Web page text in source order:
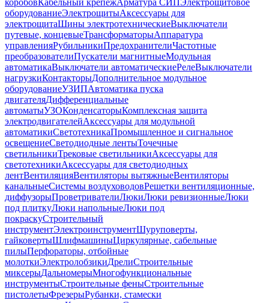
коробовКабельный крепежАрматура СИПЭлектрощитовое
оборудованиеЭлектрощитыАксессуары для
электрощитаШины электротехническиеВыключатели
путевые, концевыеТрансформаторыАппаратура
управленияРубильникиПредохранителиЧастотные
преобразователиПускатели магнитныеМодульная
автоматикаВыключатели автоматическиеРелеВыключатели
нагрузкиКонтакторыДополнительное модульное
оборудованиеУЗИПАвтоматика пуска
двигателяДифференциальные
автоматыУЗОКонденсаторыКомплексная защита
электродвигателейАксессуары для модульной
автоматикиСветотехникаПромышленное и сигнальное
освещениеСветодиодные лентыТочечные
светильникиТрековые светильникиАксессуары для
светотехникиАксессуары для светодиодных
лентВентиляцияВентиляторы вытяжныеВентиляторы
канальныеСистемы воздуховодовРешетки вентиляционные,
диффузорыПроветривателиЛюкиЛюки ревизионныеЛюки
под плиткуЛюки напольныеЛюки под
покраскуСтроительный
инструментЭлектроинструментШуруповерты,
гайковертыШлифмашиныЦиркулярные, сабельные
пилыПерфораторы, отбойные
молоткиЭлектролобзикиДрелиСтроительные
миксерыДальномерыМногофункциональные
инструментыСтроительные феныСтроительные
пистолетыФрезерыРубанки, стамески